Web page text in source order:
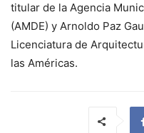
titular de la Agencia
(AMDE) y Arnoldo Paz
Licenciatura de
las Américas.